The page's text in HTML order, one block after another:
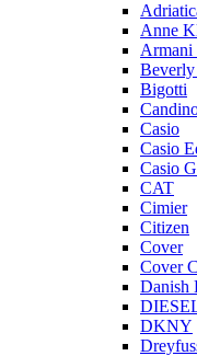
Anne
Armani
Bigotti
Casio
Casio
Casio
CAT
Cimier
Citizen
Cover
Cover
Danish
DKNY